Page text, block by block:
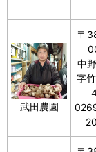
武田農園
〒
中
字